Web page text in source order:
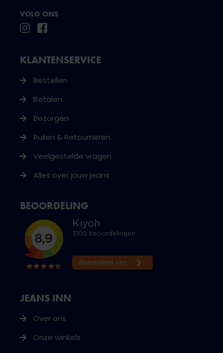
VOLG ONS
JEANS INN
Over ons
Onze winkels
KLANTENSERVICE
Bestellen
Betalen
Bezorgen
Ruilen & Retourneren
Veelgestelde vragen
Alles over jouw jeans
BEOORDELING